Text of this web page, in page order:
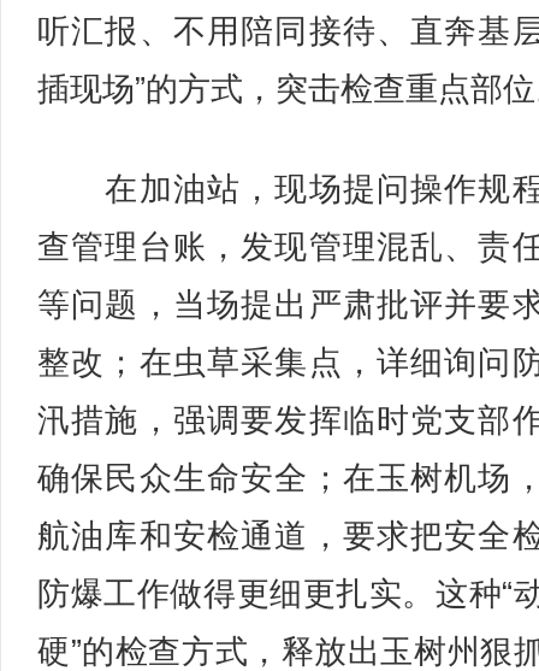
听汇报、不用陪同接待、直奔基
插现场”的方式，突击检查重点部
在加油站，现场提问操作规
查管理台账，发现管理混乱、责
等问题，当场提出严肃批评并要
整改；在虫草采集点，详细询问
汛措施，强调要发挥临时党支部
确保民众生命安全；在玉树机场
航油库和安检通道，要求把安全
防爆工作做得更细更扎实。这种“
硬”的检查方式，释放出玉树州狠